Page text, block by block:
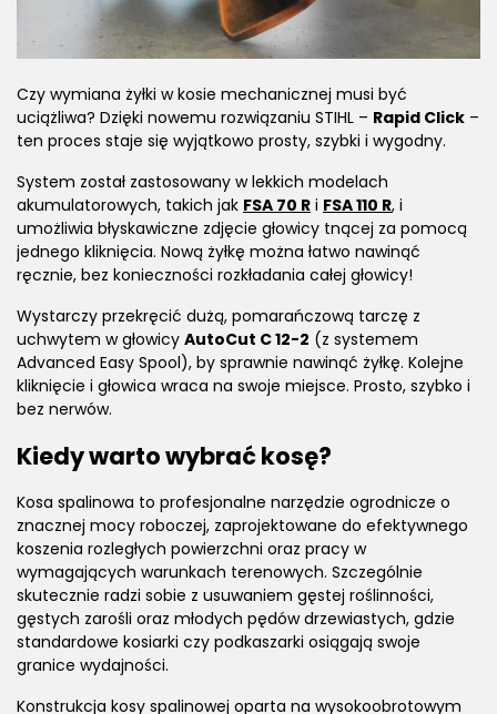
Czy wymiana żyłki w kosie mechanicznej musi być
uciążliwa? Dzięki nowemu rozwiązaniu STIHL – Rapid Click –
ten proces staje się wyjątkowo prosty, szybki i wygodny.
System został zastosowany w lekkich modelach
akumulatorowych, takich jak FSA 70 R i FSA 110 R, i
umożliwia błyskawiczne zdjęcie głowicy tnącej za pomocą
jednego kliknięcia. Nową żyłkę można łatwo nawinąć
ręcznie, bez konieczności rozkładania całej głowicy!
Wystarczy przekręcić dużą, pomarańczową tarczę z
uchwytem w głowicy AutoCut C 12-2 (z systemem
Advanced Easy Spool), by sprawnie nawinąć żyłkę. Kolejne
kliknięcie i głowica wraca na swoje miejsce. Prosto, szybko i
bez nerwów.
Kiedy warto wybrać kosę?
Kosa spalinowa to profesjonalne narzędzie ogrodnicze o
znacznej mocy roboczej, zaprojektowane do efektywnego
koszenia rozległych powierzchni oraz pracy w
wymagających warunkach terenowych. Szczególnie
skutecznie radzi sobie z usuwaniem gęstej roślinności,
gęstych zarośli oraz młodych pędów drzewiastych, gdzie
standardowe kosiarki czy podkaszarki osiągają swoje
granice wydajności.
Konstrukcja kosy spalinowej oparta na wysokoobrotowym